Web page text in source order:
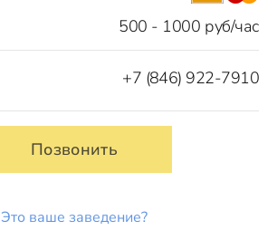
500 - 1000 руб/час
+7 (846) 922-7910
Позвонить
Это ваше заведение?